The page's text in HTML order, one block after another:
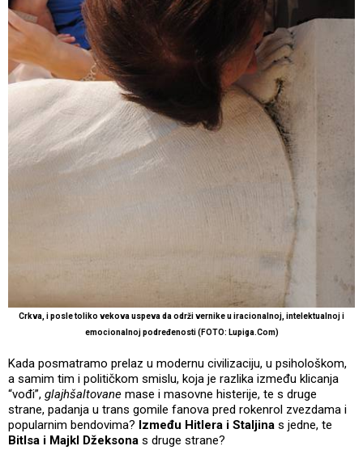
Crkva, i posle toliko vekova uspeva da održi vernike u iracionalnoj, intelektualnoj i
emocionalnoj podređenosti (FOTO: Lupiga.Com)
Kada posmatramo prelaz u modernu civilizaciju, u psihološkom,
a samim tim i političkom smislu, koja je razlika između klicanja
“vođi”, glajhšaltovane mase i masovne histerije, te s druge
strane, padanja u trans gomile fanova pred rokenrol zvezdama i
popularnim bendovima? Između Hitlera i Staljina s jedne, te
Bitlsa i Majkl Džeksona s druge strane?